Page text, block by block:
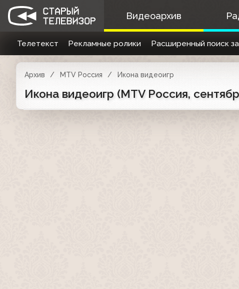
Видеоархив
Телетекст Рекламные ролики Расширенный поиск
Архив MTV Россия Икона видеоигр
Икона видеоигр (MTV Россия,